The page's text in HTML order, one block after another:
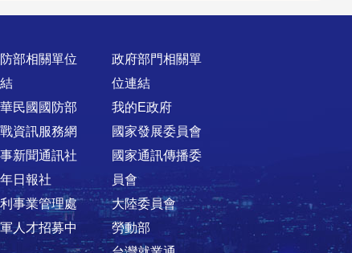
部相關單位
民國國防部
資訊服務網
新聞通訊社
日報社
事業管理處
人才招募中
政府部門相關單
位連結
我的E政府
國家發展委員會
國家通訊傳播委
員會
大陸委員會
勞動部